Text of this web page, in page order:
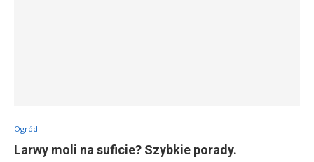
Ogród
Larwy moli na suficie? Szybkie porady.